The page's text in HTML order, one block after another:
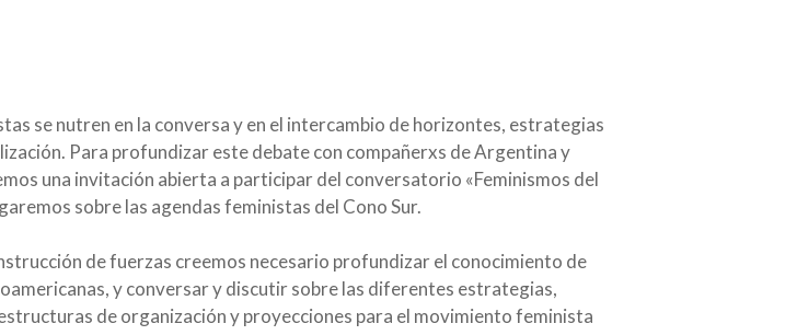
se nutren en la conversa y en el intercambio de horizontes, estrategias
Para profundizar este debate con compañerxs de Argentina y
una invitación abierta a participar del conversatorio «Feminismos del
sobre las agendas feministas del Cono Sur.
de fuerzas creemos necesario profundizar el conocimiento de
y conversar y discutir sobre las diferentes estrategias,
de organización y proyecciones para el movimiento feminista